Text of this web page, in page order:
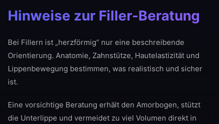
Hinweise zur Filler-Beratung
Bei Fillern ist „herzförmig“ nur eine beschreibende
Orientierung. Anatomie, Zahnstütze, Hautelastizität und
Lippenbewegung bestimmen, was realistisch und sicher
ist.
Eine vorsichtige Beratung erhält den Amorbogen, stützt
die Unterlippe und vermeidet zu viel Volumen direkt in